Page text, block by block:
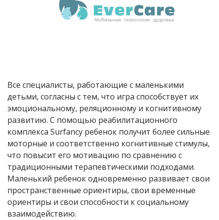
Все специалисты, работающие с маленькими
детьми, согласны с тем, что игра способствует их
эмоциональному, реляционному и когнитивному
развитию. С помощью реабилитационного
комплекса Surfancy ребенок получит более сильные
моторные и соответственно когнитивные стимулы,
что повысит его мотивацию по сравнению с
традиционными терапевтическими подходами.
Маленький ребенок одновременно развивает свои
пространственные ориентиры, свои временные
ориентиры и свои способности к социальному
взаимодействию.